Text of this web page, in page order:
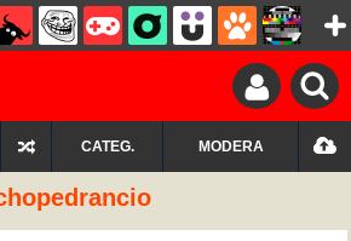
CATEG. MODERA